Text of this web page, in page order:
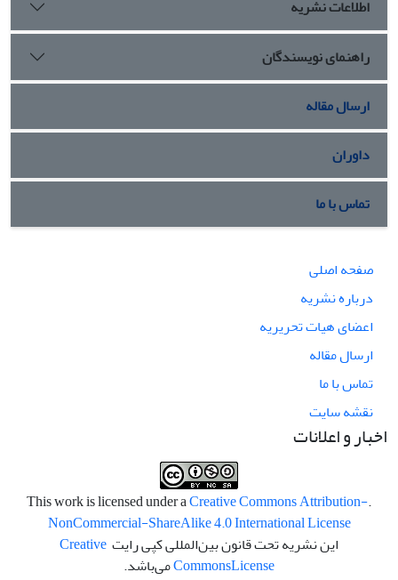
اطلاعات نشریه
راهنمای نویسندگان
ارسال مقاله
داوران
تماس با ما
صفحه اصلی
درباره نشریه
اعضای هیات تحریریه
ارسال مقاله
تماس با ما
نقشه سایت
اخبار و اعلانات
.This work is licensed under a
Creative Commons Attribution-
NonCommercial-ShareAlike 4.0 International License
این نشریه تحت قانون بین‌المللی کپی رایت Creative
CommonsLicense می‌باشد.